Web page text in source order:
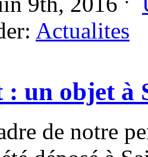
Actualites
: un objet à
de notre